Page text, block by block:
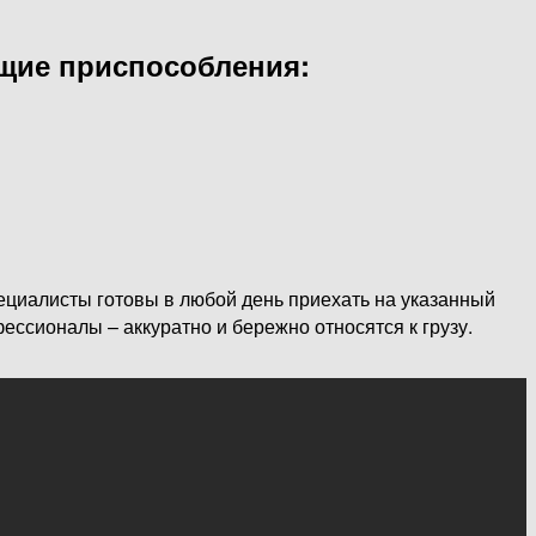
приспособления:
готовы в любой день приехать на указанный
– аккуратно и бережно относятся к грузу.